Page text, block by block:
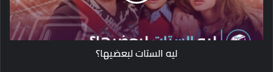
ليه الستات لبعضيها؟